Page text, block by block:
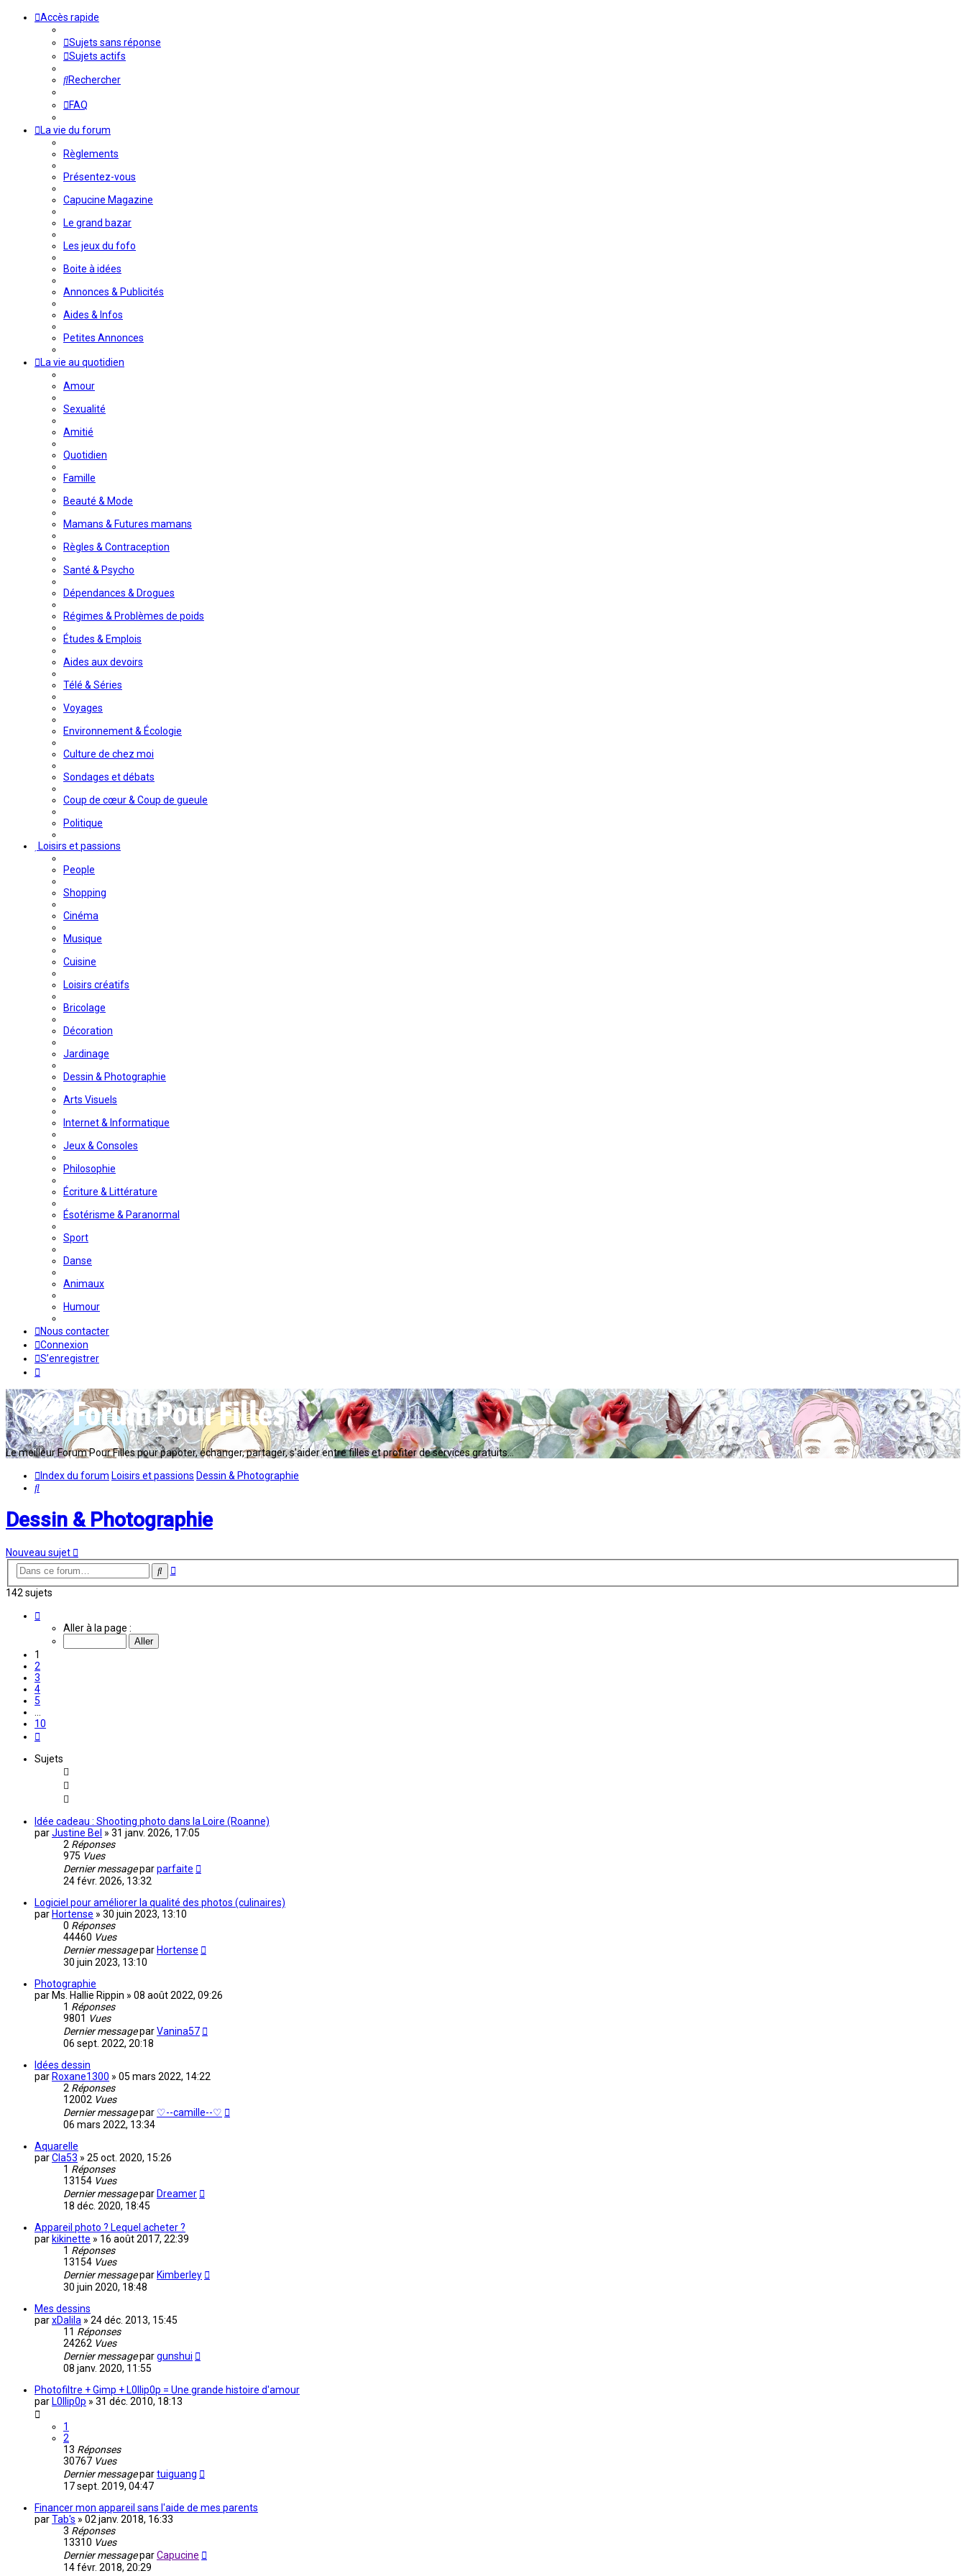
Accès rapide
Sujets sans réponse
Sujets actifs
Rechercher
FAQ
La vie du forum
Règlements
Présentez-vous
Capucine Magazine
Le grand bazar
Les jeux du fofo
Boite à idées
Annonces & Publicités
Aides & Infos
Petites Annonces
La vie au quotidien
Amour
Sexualité
Amitié
Quotidien
Famille
Beauté & Mode
Mamans & Futures mamans
Règles & Contraception
Santé & Psycho
Dépendances & Drogues
Régimes & Problèmes de poids
Études & Emplois
Aides aux devoirs
Télé & Séries
Voyages
Environnement & Écologie
Culture de chez moi
Sondages et débats
Coup de cœur & Coup de gueule
Politique
Loisirs et passions
People
Shopping
Cinéma
Musique
Cuisine
Loisirs créatifs
Bricolage
Décoration
Jardinage
Dessin & Photographie
Arts Visuels
Internet & Informatique
Jeux & Consoles
Philosophie
Écriture & Littérature
Ésotérisme & Paranormal
Sport
Danse
Animaux
Humour
Nous contacter
Connexion
S’enregistrer
Le meilleur Forum Pour Filles pour papoter, échanger, partager, s'aider entre filles et profiter de services gratuits...
Index du forum Loisirs et passions Dessin & Photographie
Rechercher
Dessin & Photographie
Nouveau sujet
Rechercher
Recherche
142 sujets
Aller à la page :
1
2
3
4
5
10
Sujets
Idée cadeau : Shooting photo dans la Loire (Roanne)
parJustine Bel » 31 janv. 2026, 17:05
2 Réponses
975 Vues
Dernier messageparparfaite
24 févr. 2026, 13:32
Logiciel pour améliorer la qualité des photos (culinaires)
par Hortense » 30 juin 2023, 13:10
0 Réponses
44460 Vues
Dernier messagepar Hortense
30 juin 2023, 13:10
Photographie
par Ms. Hallie Rippin » 08 août 2022, 09:26
1 Réponses
9801 Vues
Dernier messageparVanina57
06 sept. 2022, 20:18
Idées dessin
par Roxane1300 » 05 mars 2022, 14:22
2 Réponses
12002 Vues
Dernier messagepar ♡--camille--♡
06 mars 2022, 13:34
Aquarelle
parCla53 » 25 oct. 2020, 15:26
1 Réponses
13154 Vues
Dernier messagepar Dreamer
18 déc. 2020, 18:45
Appareil photo ? Lequel acheter ?
par kikinette » 16 août 2017, 22:39
1 Réponses
13154 Vues
Dernier messagepar Kimberley
30 juin 2020, 18:48
Mes dessins
parxDalila » 24 déc. 2013, 15:45
11 Réponses
24262 Vues
Dernier messagepargunshui
08 janv. 2020, 11:55
Photofiltre + Gimp + L0llip0p = Une grande histoire d'amour
par L0llip0p » 31 déc. 2010, 18:13
1
2
13 Réponses
30767 Vues
Dernier messagepartuiguang
17 sept. 2019, 04:47
Financer mon appareil sans l'aide de mes parents
parTab's » 02 janv. 2018, 16:33
3 Réponses
13310 Vues
Dernier messageparCapucine
14 févr. 2018, 20:29